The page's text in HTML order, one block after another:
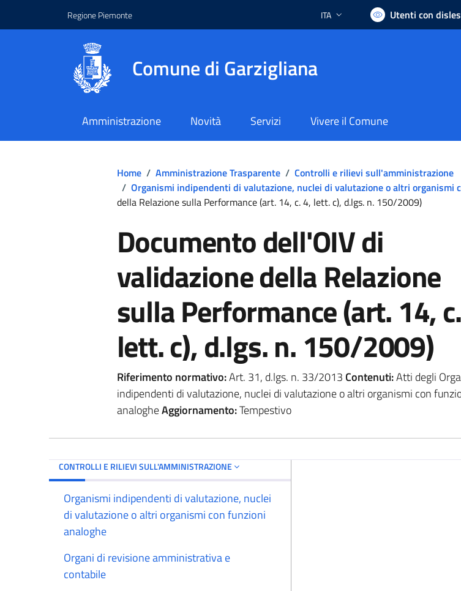
Regione Piemonte Lingua attiva:
ITA Utenti con
Comune di Garzigliana
Amministrazione Novità Servizi Vivere il Comune
Home / Amministrazione Trasparente / Controlli e rilievi sull'amministrazione
/ Organismi indipendenti di valutazione, nuclei di valutazione o altri organismi
della Relazione sulla Performance (art. 14, c. 4, lett. c), d.lgs. n. 150/2009)
Documento dell'OIV di
validazione della Relazione
sulla Performance (art. 14,
lett. c), d.lgs. n. 150/2009)
Riferimento normativo:Art. 31, d.lgs. n. 33/2013 Contenuti:Atti degli
indipendenti di valutazione, nuclei di valutazione o altri organismi con
analogheAggiornamento:Tempestivo
CONTROLLI E RILIEVI SULL'AMMINISTRAZIONE
Organismi indipendenti di valutazione, nuclei
di valutazione o altri organismi con funzioni
analoghe
Organi di revisione amministrativa e
contabile